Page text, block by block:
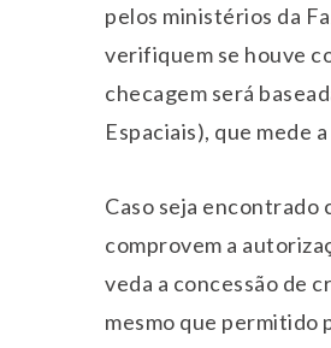
pelos ministérios da
verifiquem se houve
checagem será
Espaciais), que mede
Caso seja
comprovem a
veda a concessão de
mesmo que permitido